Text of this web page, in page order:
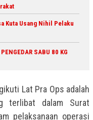
Kuta Usang Nihil Pelaku
SABU 80 KG
Lat Pra Ops adalah
terlibat dalam Surat
pelaksanaan operasi